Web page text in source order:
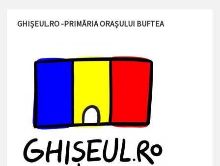
GHIȘEUL.RO -PRIMĂRIA ORAȘULUI BUFTEA